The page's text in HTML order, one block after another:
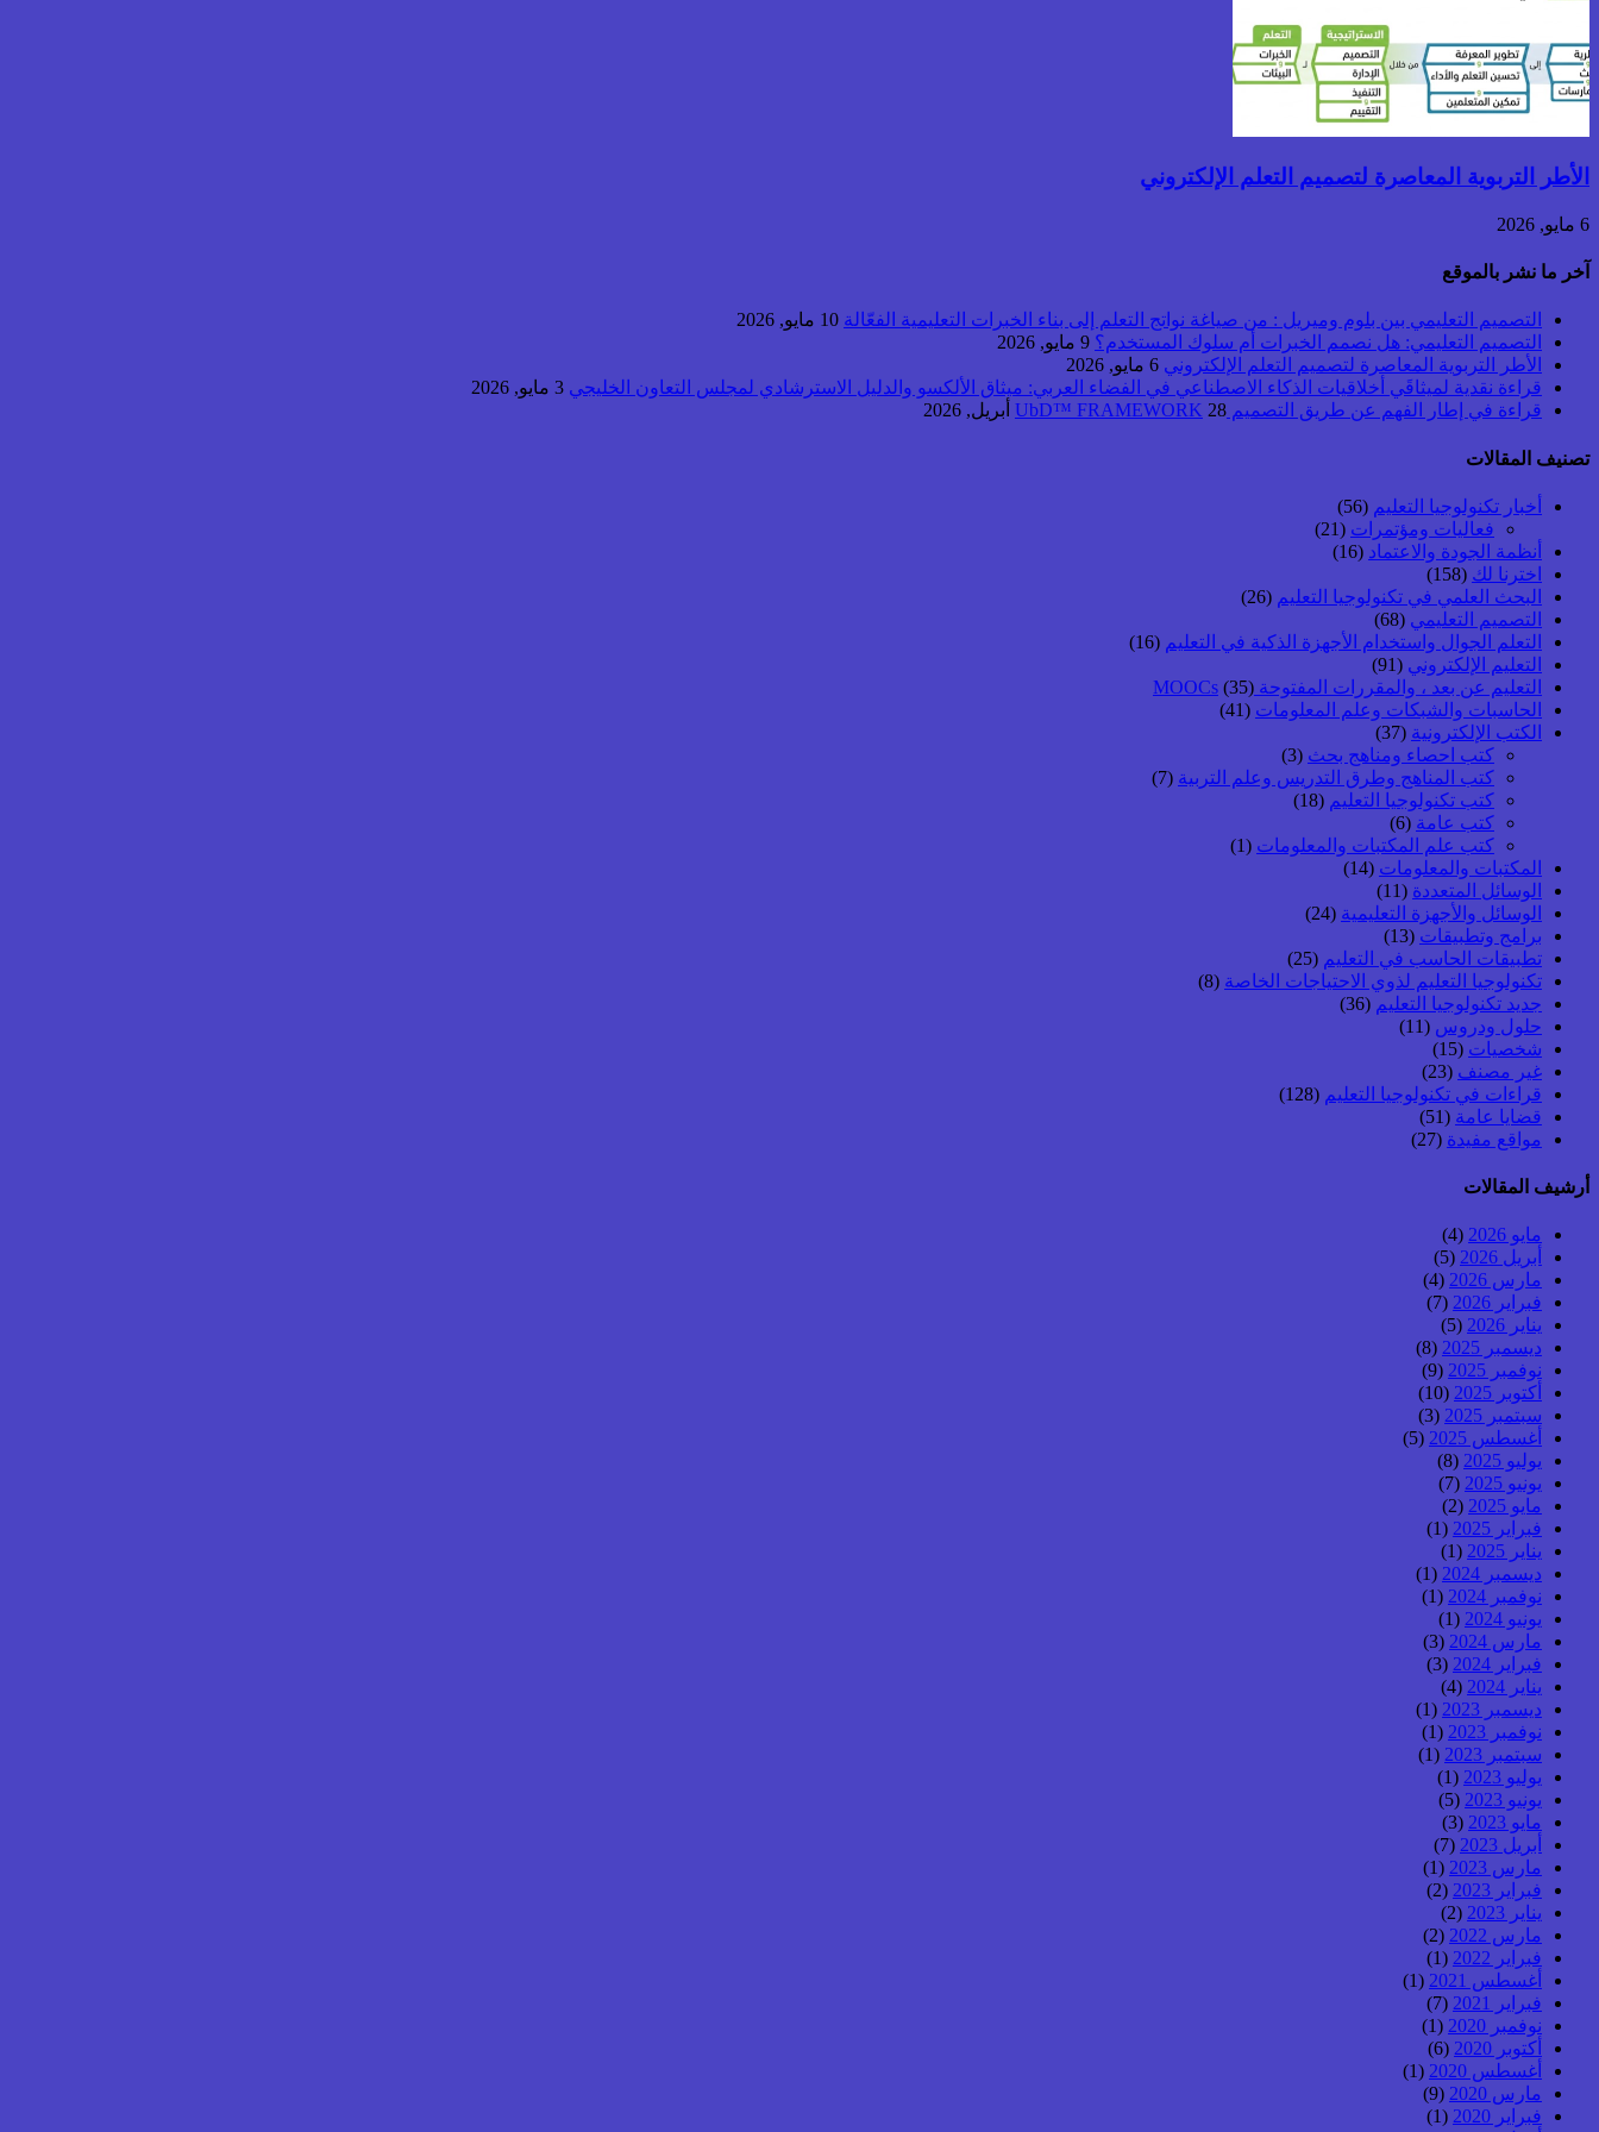
الأطر التربوية المعاصرة لتصميم التعلم الإلكتروني
6 مايو, 2026
آخر ما نشر بالموقع
التصميم التعليمي بين بلوم وميريل : من صياغة نواتج التعلم إلى بناء الخبرات التعليمية الفعّالة 10 مايو, 2026
التصميم التعليمي: هل نصمم الخبرات أم سلوك المستخدم؟ 9 مايو, 2026
الأطر التربوية المعاصرة لتصميم التعلم الإلكتروني 6 مايو, 2026
قراءة نقدية لميثاقَي أخلاقيات الذكاء الاصطناعي في الفضاء العربي: ميثاق الألكسو والدليل الاسترشادي لمجلس التعاون الخليجي 3 مايو, 2026
قراءة في إطار الفهم عن طريق التصميم UbD™ FRAMEWORK 28 أبريل, 2026
تصنيف المقالات
أخبار تكنولوجيا التعليم (56)
فعاليات ومؤتمرات (21)
أنظمة الجودة والاعتماد (16)
اخترنا لك (158)
البحث العلمي في تكنولوجيا التعليم (26)
التصميم التعليمي (68)
التعلم الجوال واستخدام الأجهزة الذكية في التعليم (16)
التعليم الإلكتروني (91)
التعليم عن بعد ، والمقررات المفتوحة MOOCs (35)
الحاسبات والشبكات وعلم المعلومات (41)
الكتب الإلكترونية (37)
كتب احصاء ومناهج بحث (3)
كتب المناهج وطرق التدريس وعلم التربية (7)
كتب تكنولوجيا التعليم (18)
كتب عامة (6)
كتب علم المكتبات والمعلومات (1)
المكتبات والمعلومات (14)
الوسائل المتعددة (11)
الوسائل والأجهزة التعليمية (24)
برامج وتطبيقات (13)
تطبيقات الحاسب في التعليم (25)
تكنولوجيا التعليم لذوي الاحتياجات الخاصة (8)
جديد تكنولوجيا التعليم (36)
حلول ودروس (11)
شخصيات (15)
غير مصنف (23)
قراءات في تكنولوجيا التعليم (128)
قضايا عامة (51)
مواقع مفيدة (27)
أرشيف المقالات
مايو 2026
(4)
أبريل 2026
(5)
مارس 2026
(4)
فبراير 2026
(7)
يناير 2026
(5)
ديسمبر 2025
(8)
نوفمبر 2025
(9)
أكتوبر 2025
(10)
سبتمبر 2025
(3)
أغسطس 2025
(5)
يوليو 2025
(8)
يونيو 2025
(7)
مايو 2025
(2)
فبراير 2025
(1)
يناير 2025
(1)
ديسمبر 2024
(1)
نوفمبر 2024
(1)
يونيو 2024
(1)
مارس 2024
(3)
فبراير 2024
(3)
يناير 2024
(4)
ديسمبر 2023
(1)
نوفمبر 2023
(1)
سبتمبر 2023
(1)
يوليو 2023
(1)
يونيو 2023
(5)
مايو 2023
(3)
أبريل 2023
(7)
مارس 2023
(1)
فبراير 2023
(2)
يناير 2023
(2)
مارس 2022
(2)
فبراير 2022
(1)
أغسطس 2021
(1)
فبراير 2021
(7)
نوفمبر 2020
(1)
أكتوبر 2020
(6)
أغسطس 2020
(1)
مارس 2020
(9)
فبراير 2020
(1)